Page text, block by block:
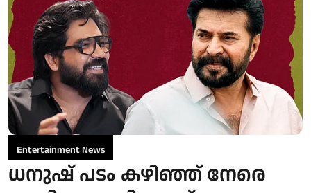
Entertainment News
ധനുഷ് പടം കഴിഞ്ഞ് നേരെ